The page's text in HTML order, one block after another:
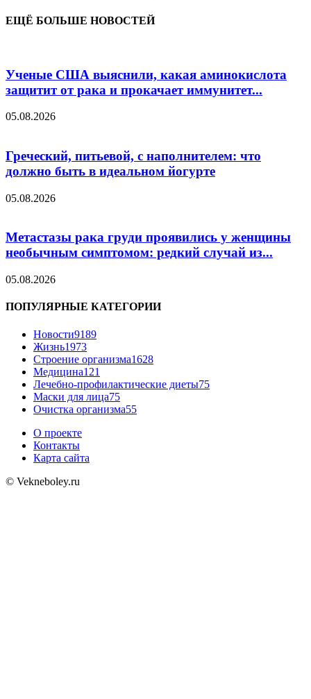
ЕЩЁ БОЛЬШЕ НОВОСТЕЙ
Ученые США выяснили, какая аминокислота
защитит от рака и прокачает иммунитет...
05.08.2026
Греческий, питьевой, с наполнителем: что
должно быть в идеальном йогурте
05.08.2026
Метастазы рака груди проявились у женщины
необычным симптомом: редкий случай из...
05.08.2026
ПОПУЛЯРНЫЕ КАТЕГОРИИ
Новости9189
Жизнь1973
Строение организма1628
Медицина121
Лечебно-профилактические диеты75
Маски для лица75
Очистка организма55
О проекте
Контакты
Карта сайта
© Vekneboley.ru